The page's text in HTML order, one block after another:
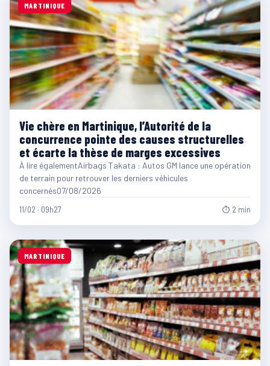
MARTINIQUE
Vie chère en Martinique, l’Autorité de la
concurrence pointe des causes structurelles
et écarte la thèse de marges excessives
À lire égalementAirbags Takata : Autos GM lance une opération
de terrain pour retrouver les derniers véhicules
concernés07/08/2026
11/02 · 09h27 ⏱ 2 min
MARTINIQUE